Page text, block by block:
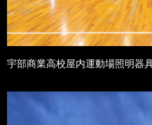
宇部商業高校屋内運動場照明器